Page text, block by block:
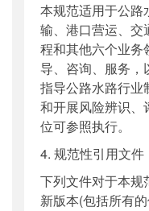
本规范适用于公路
输、港口营运、交
程和其他六个业务
导、咨询、服务，
指导公路水路行业
和开展风险辨识、
位可参照执行。
4. 规范性引用文件
下列文件对于本规
新版本(包括所有